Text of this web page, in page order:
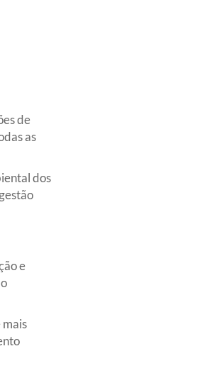
de
as
dos
e